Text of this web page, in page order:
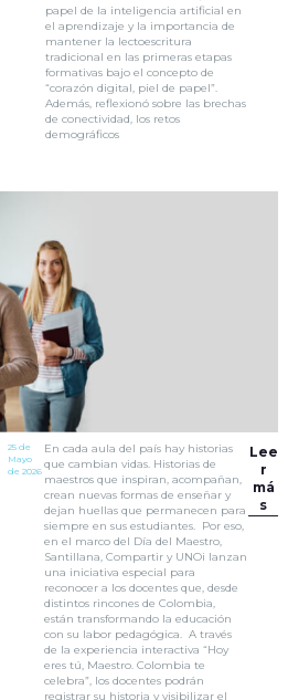
papel de la inteligencia artificial en
el aprendizaje y la importancia de
mantener la lectoescritura
tradicional en las primeras etapas
formativas bajo el concepto de
“corazón digital, piel de papel”.
Además, reflexionó sobre las brechas
de conectividad, los retos
demográficos
25 de
Mayo
de 2026
En cada aula del país hay historias
que cambian vidas. Historias de
maestros que inspiran, acompañan,
crean nuevas formas de enseñar y
dejan huellas que permanecen para
siempre en sus estudiantes. Por eso,
en el marco del Día del Maestro,
Santillana, Compartir y UNOi lanzan
una iniciativa especial para
reconocer a los docentes que, desde
distintos rincones de Colombia,
están transformando la educación
con su labor pedagógica. A través
de la experiencia interactiva “Hoy
eres tú, Maestro. Colombia te
celebra”, los docentes podrán
registrar su historia y visibilizar el
Lee
r
má
s